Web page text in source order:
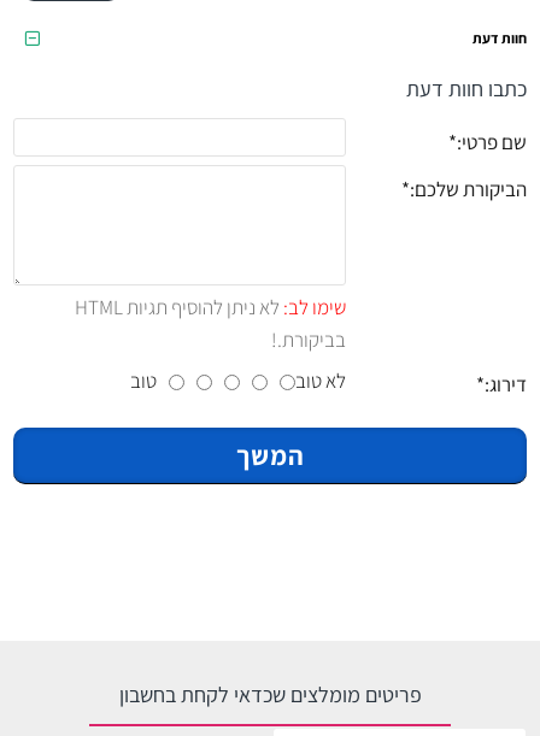
חוות דעת
כתבו חוות דעת
שם פרטי:
הביקורת שלכם:
שימו לב:
לא ניתן להוסיף תגיות HTML
בביקורת.!
דירוג:
לא טוב טוב
המשך
פריטים מומלצים שכדאי לקחת בחשבון